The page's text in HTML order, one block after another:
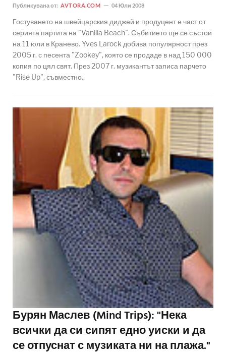
Публикувана от: AVTORA.COM 04 Юли 2008
Гостуването на швейцарския диджей и продуцент е част от
серията партита на "Vanilla Beach". Събитието ще се състои
на 11 юли в Кранево. Yves Larock добива популярност през
2005 г. с песента "Zookey", която се продаде в над 150 000
копия по цял свят. През 2007 г. музикантът записа парчето
"Rise Up", съвместно..
Бурян Маслев (Mind Trips): "Нека
всички да си сипят едно уиски и да
се отпуснат с музиката ни на плажа."